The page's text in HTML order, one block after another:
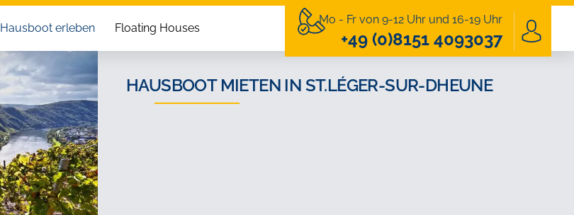
Hausboot erleben Floating Houses
Mo - Fr von 9-12 Uhr und 16-19 Uhr
+49 (0)8151 4093037
HAUSBOOT MIETEN IN ST.LÉGER-SUR-DHEUNE